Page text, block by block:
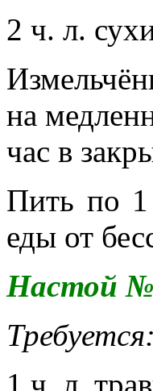
2 ч. л.
на
час в
Пить по 1
еды от
Настой
Требуется:
1 ч. л.